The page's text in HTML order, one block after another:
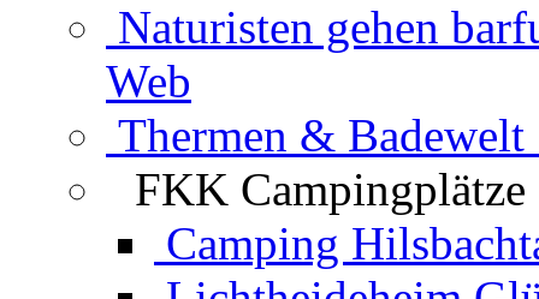
Naturisten gehen
Web
Thermen & Badewelt
FKK Campingplätze
Camping